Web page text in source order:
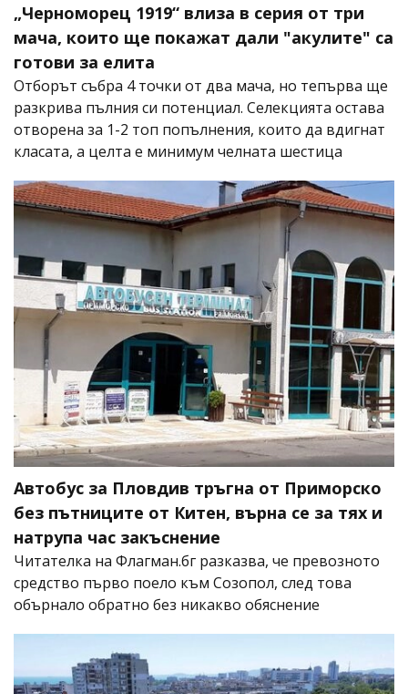
„Черноморец 1919“ влиза в серия от три
мача, които ще покажат дали "акулите" са
готови за елита
Отборът събра 4 точки от два мача, но тепърва ще
разкрива пълния си потенциал. Селекцията остава
отворена за 1-2 топ попълнения, които да вдигнат
класата, а целта е минимум челната шестица
Автобус за Пловдив тръгна от Приморско
без пътниците от Китен, върна се за тях и
натрупа час закъснение
Читателка на Флагман.бг разказва, че превозното
средство първо поело към Созопол, след това
обърнало обратно без никакво обяснение